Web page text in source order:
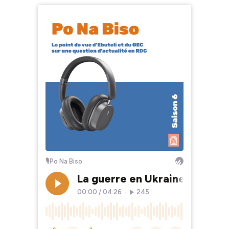
🎙Po Na Biso
La guerre en Ukraine et la
00:00 / 04:26 245